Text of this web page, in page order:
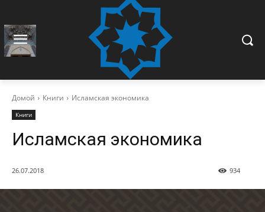
Домой Книги Исламская экономика
Книги
Исламская экономика
26.07.2018 934